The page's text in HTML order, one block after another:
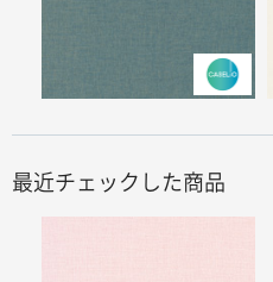
最近チェックした商品